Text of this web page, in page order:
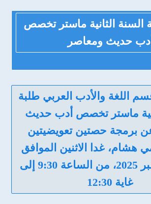
السنة الثانية ماستر تخصص
أدب حديث ومعاصر
اللغة والأدب العربي طلبة
ماستر تخصص أدب حديث
برمجة حصتين تعويضيتين
هشام، غدا الاثنين الموافق
لـ: 01 ديسمبر 2025، من الساعة 9:30 إلى
غاية 12:30